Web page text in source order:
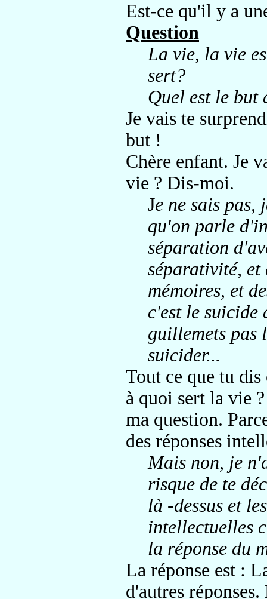
Est-ce qu'il y a
Question
La vie, la vie
sert?
Quel est le but
Je vais te
but !
Chère enfant. Je
vie ? Dis-moi.
Je ne sais pas,
qu'on parle
séparation
séparativité, et
mémoires, et
c'est le suicide
guillemets pas
suicider...
Tout ce que tu dis
à quoi sert la vie
ma question.
des réponses
Mais non, je
risque de te
là -dessus et
intellectuelles
la réponse du
La réponse est :
d'autres